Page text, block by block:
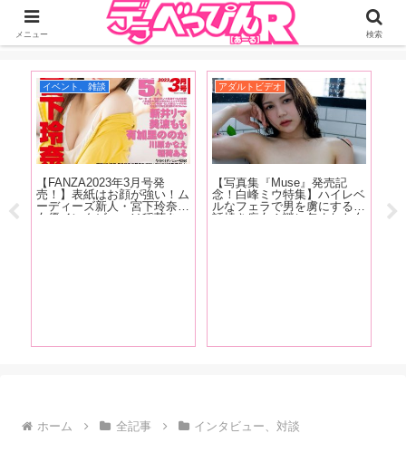
ジーオーティーが運営するちょっとHなニュースサイ。サイト内のリンクには
DMMアフィリエイトが含まれているものがあります
イベント、雑談
【FANZA2023年3月号発
売！】表紙はお顔が強い！ム
ーディーズ新人・宮下玲奈！
女優インタビューは稲荷あ
アダルトビデオ
【写真集『Muse』発売記
念！白峰ミウ特集】ハイレベ
ルなフェラで男を虜にする世
話焼き痴女！謎に包まれた白
最
を
ホーム 全記事 インタビュー、対談
メニュー 検索